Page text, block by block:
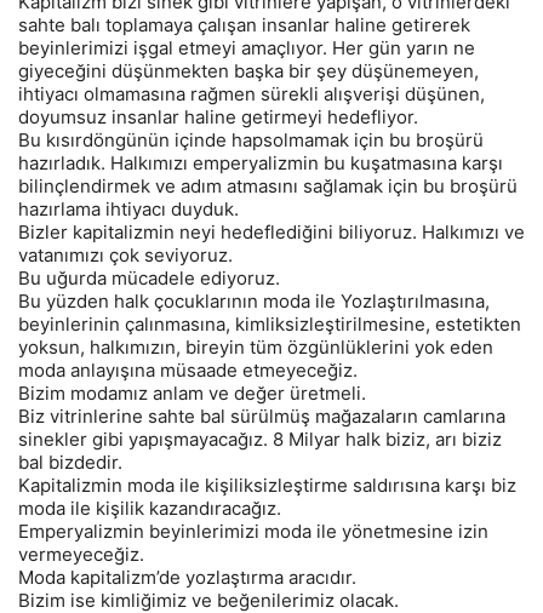
sahte balı toplamaya çalışan insanlar haline getirerek
beyinlerimizi işgal etmeyi amaçlıyor. Her gün yarın ne
giyeceğini düşünmekten başka bir şey düşünemeyen,
ihtiyacı olmamasına rağmen sürekli alışverişi düşünen,
doyumsuz insanlar haline getirmeyi hedefliyor.
Bu kısırdöngünün içinde hapsolmamak için bu broşürü
hazırladık. Halkımızı emperyalizmin bu kuşatmasına karşı
bilinçlendirmek ve adım atmasını sağlamak için bu broşürü
hazırlama ihtiyacı duyduk.
Bizler kapitalizmin neyi hedeflediğini biliyoruz. Halkımızı ve
vatanımızı çok seviyoruz.
Bu uğurda mücadele ediyoruz.
Bu yüzden halk çocuklarının moda ile Yozlaştırılmasına,
beyinlerinin çalınmasına, kimliksizleştirilmesine, estetikten
yoksun, halkımızın, bireyin tüm özgünlüklerini yok eden
moda anlayışına müsaade etmeyeceğiz.
Bizim modamız anlam ve değer üretmeli.
Biz vitrinlerine sahte bal sürülmüş mağazaların camlarına
sinekler gibi yapışmayacağız. 8 Milyar halk biziz, arı biziz
bal bizdedir.
Kapitalizmin moda ile kişiliksizleştirme saldırısına karşı biz
moda ile kişilik kazandıracağız.
Emperyalizmin beyinlerimizi moda ile yönetmesine izin
vermeyeceğiz.
Moda kapitalizm’de yozlaştırma aracıdır.
Bizim ise kimliğimiz ve beğenilerimiz olacak.